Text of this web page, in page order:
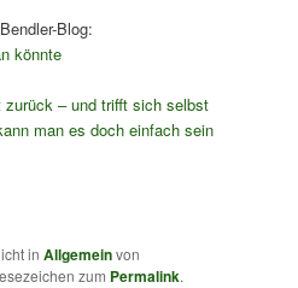
Blog:
könnte
zurück – und trifft sich selbst
man es doch einfach sein
inAllgemeinvon
zum Permalink.